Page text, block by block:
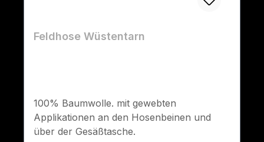
Feldhose Wüstentarn
100% Baumwolle. mit gewebten
Applikationen an den Hosenbeinen und
über der Gesäßtasche.